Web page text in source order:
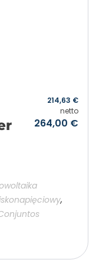
264,00 €
214,63 €
netto
,